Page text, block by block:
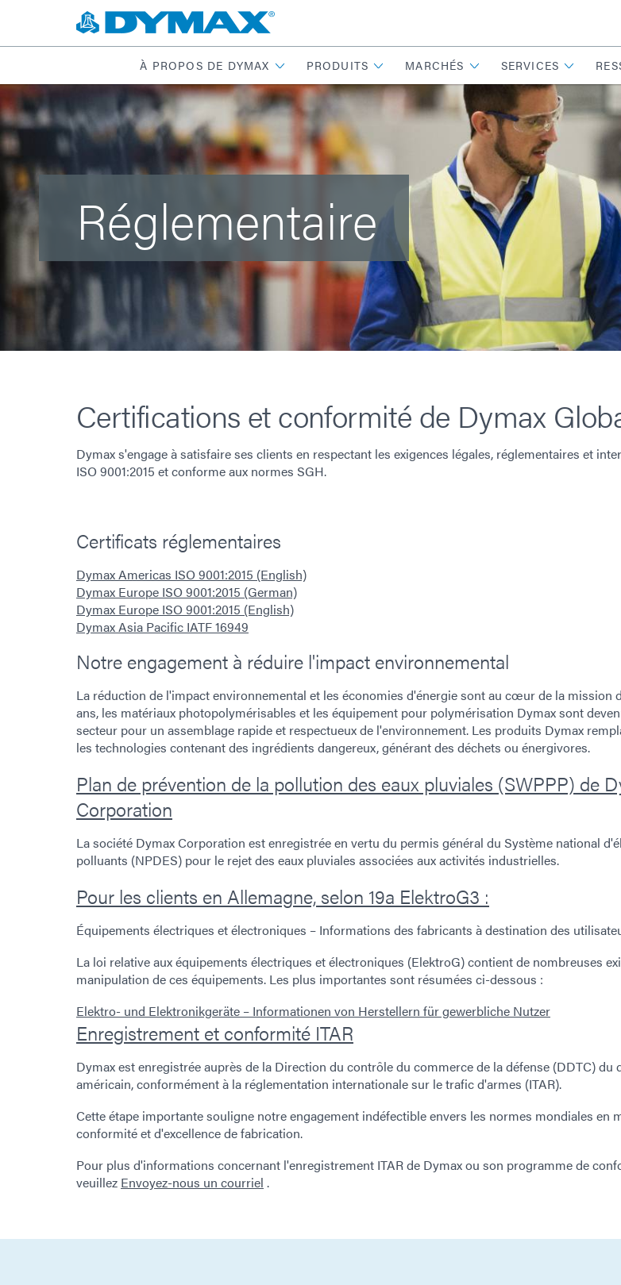
À PROPOS DE DYMAX PRODUITS MARCHÉS SERVICES
Réglementaire
Certifications et conformité de Dymax
Dymax s'engage à satisfaire ses clients en respectant les exigences légales, réglementaires et
ISO 9001:2015 et conforme aux normes SGH.
Certificats réglementaires
Dymax Americas ISO 9001:2015 (English)
Dymax Europe ISO 9001:2015 (German)
Dymax Europe ISO 9001:2015 (English)
Dymax Asia Pacific IATF 16949
Notre engagement à réduire l'impact environnemental
La réduction de l'impact environnemental et les économies d'énergie sont au cœur de la mission
ans, les matériaux photopolymérisables et les équipement pour polymérisation Dymax sont
secteur pour un assemblage rapide et respectueux de l'environnement. Les produits Dymax
les technologies contenant des ingrédients dangereux, générant des déchets ou énergivores.
Plan de prévention de la pollution des eaux pluviales (SWPPP) de
Corporation
La société Dymax Corporation est enregistrée en vertu du permis général du Système national
polluants (NPDES) pour le rejet des eaux pluviales associées aux activités industrielles.
Pour les clients en Allemagne, selon 19a ElektroG3 :
Équipements électriques et électroniques – Informations des fabricants à destination des
La loi relative aux équipements électriques et électroniques (ElektroG) contient de nombreuses
manipulation de ces équipements. Les plus importantes sont résumées ci-dessous :
Elektro- und Elektronikgeräte – Informationen von Herstellern für gewerbliche Nutzer
Enregistrement et conformité ITAR
Dymax est enregistrée auprès de la Direction du contrôle du commerce de la défense (DDTC) du
américain, conformément à la réglementation internationale sur le trafic d'armes (ITAR).
Cette étape importante souligne notre engagement indéfectible envers les normes mondiales en
conformité et d'excellence de fabrication.
Pour plus d'informations concernant l'enregistrement ITAR de Dymax ou son programme de
veuillez Envoyez-nous un courriel .